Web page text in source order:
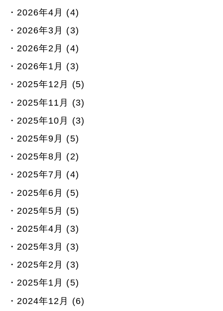
2026年4月 (4)
2026年3月 (3)
2026年2月 (4)
2026年1月 (3)
2025年12月 (5)
2025年11月 (3)
2025年10月 (3)
2025年9月 (5)
2025年8月 (2)
2025年7月 (4)
2025年6月 (5)
2025年5月 (5)
2025年4月 (3)
2025年3月 (3)
2025年2月 (3)
2025年1月 (5)
2024年12月 (6)